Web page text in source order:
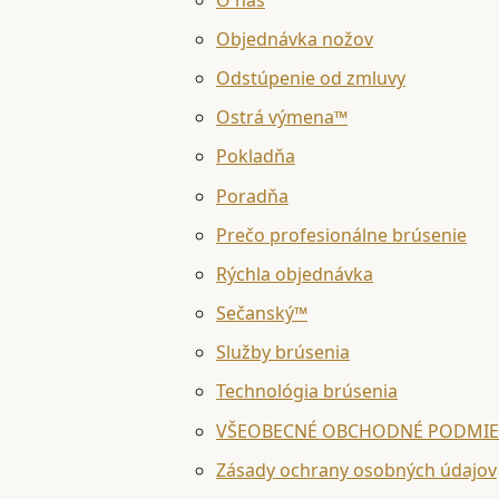
Objednávka nožov
Odstúpenie od zmluvy
Ostrá výmena™
Pokladňa
Poradňa
Prečo profesionálne brúsenie
Rýchla objednávka
Sečanský™
Služby brúsenia
Technológia brúsenia
VŠEOBECNÉ OBCHODNÉ
Zásady ochrany osobných údajov